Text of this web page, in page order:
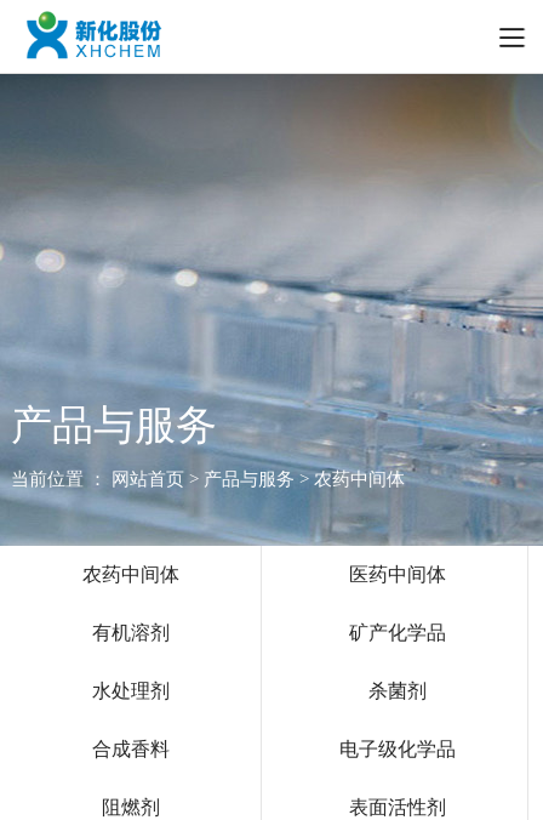
产品与服务
当前位置 ： 网站首页> 产品与服务 > 农药中间体
农药中间体 医药中间体
有机溶剂 矿产化学品
水处理剂 杀菌剂
合成香料 电子级化学品
阻燃剂 表面活性剂